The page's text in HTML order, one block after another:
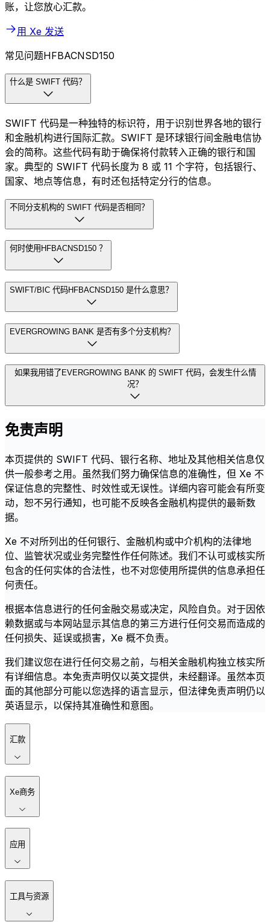
账，让您放心汇款。
用 Xe 发送
常见问题HFBACNSD150
什么是 SWIFT 代码？
SWIFT 代码是一种独特的标识符，用于识别世界各地的银行
和金融机构进行国际汇款。SWIFT 是环球银行间金融电信协
会的简称。这些代码有助于确保将付款转入正确的银行和国
家。典型的 SWIFT 代码长度为 8 或 11 个字符，包括银行、
国家、地点等信息，有时还包括特定分行的信息。
不同分支机构的 SWIFT 代码是否相同？
何时使用HFBACNSD150 ？
SWIFT/BIC 代码HFBACNSD150 是什么意思？
EVERGROWING BANK 是否有多个分支机构？
如果我用错了EVERGROWING BANK 的 SWIFT 代码，会发生什么情
况？
免责声明
本页提供的 SWIFT 代码、银行名称、地址及其他相关信息仅
供一般参考之用。虽然我们努力确保信息的准确性，但 Xe 不
保证信息的完整性、时效性或无误性。详细内容可能会有所变
动，恕不另行通知，也可能不反映各金融机构提供的最新数
据。
Xe 不对所列出的任何银行、金融机构或中介机构的法律地
位、监管状况或业务完整性作任何陈述。我们不认可或核实所
包含的任何实体的合法性，也不对您使用所提供的信息承担任
何责任。
根据本信息进行的任何金融交易或决定，风险自负。对于因依
赖数据或与本网站显示其信息的第三方进行任何交易而造成的
任何损失、延误或损害，Xe 概不负责。
我们建议您在进行任何交易之前，与相关金融机构独立核实所
有详细信息。本免责声明仅以英文提供，未经翻译。虽然本页
面的其他部分可能以您选择的语言显示，但法律免责声明仍以
英语显示，以保持其准确性和意图。
汇款
Xe商务
应用
工具与资源